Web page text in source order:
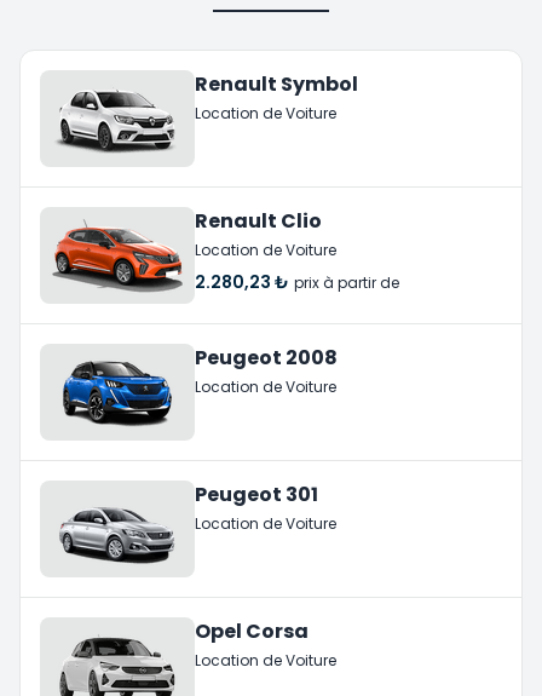
Renault Symbol
Location de Voiture
Renault Clio
Location de Voiture
2.280,23 ₺ prix à partir de
Peugeot 2008
Location de Voiture
Peugeot 301
Location de Voiture
Opel Corsa
Location de Voiture